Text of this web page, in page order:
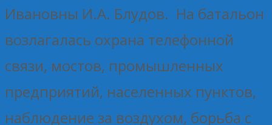
Ивановны И.А. Блудов. На батальон
возлагалась охрана телефонной
связи, мостов, промышленных
предприятий, населенных пунктов,
наблюдение за воздухом, борьба с